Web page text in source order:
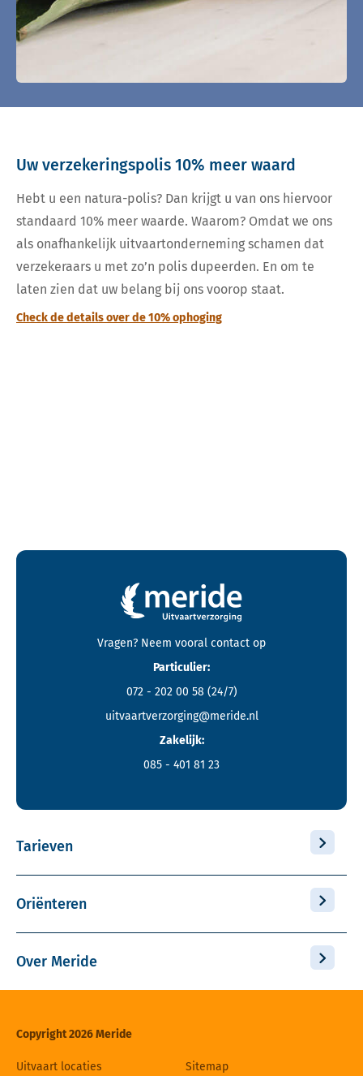
Uw verzekeringspolis 10% meer waard
Hebt u een natura-polis? Dan krijgt u van ons hiervoor
standaard 10% meer waarde. Waarom? Omdat we ons
als onafhankelijk uitvaartonderneming schamen dat
verzekeraars u met zo’n polis dupeerden. En om te
laten zien dat uw belang bij ons voorop staat.
Check de details over de 10% ophoging
Contactgegevens en footer menu van Meride
Vragen? Neem vooral contact op
Particulier:
072 - 202 00 58 (24/7)
uitvaartverzorging@meride.nl
Zakelijk:
085 - 401 81 23
Tarieven
Oriënteren
Over Meride
Copyright 2026 Meride
Uitvaart locaties Sitemap